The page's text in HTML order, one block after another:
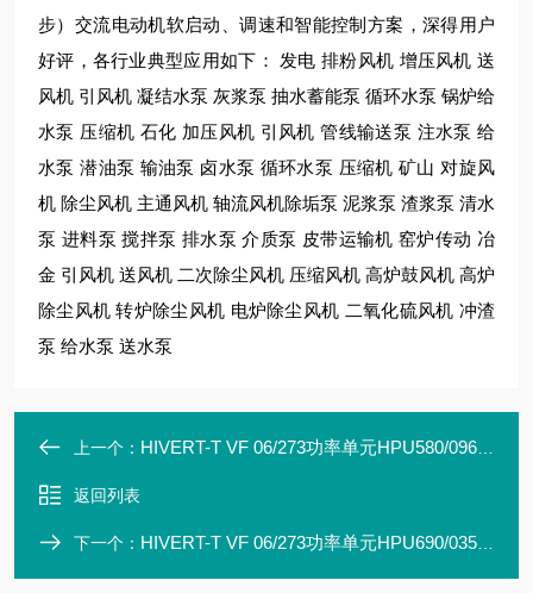
步）交流电动机软启动、调速和智能控制方案，深得用户
好评，各行业典型应用如下： 发电排粉风机 增压风机 送
风机 引风机 凝结水泵 灰浆泵 抽水蓄能泵 循环水泵 锅炉给
水泵 压缩机 石化 加压风机 引风机 管线输送泵 注水泵 给
水泵 潜油泵 输油泵 卤水泵 循环水泵 压缩机矿山 对旋风
机 除尘风机 主通风机 轴流风机除垢泵 泥浆泵 渣浆泵 清水
泵 进料泵 搅拌泵 排水泵 介质泵 皮带运输机 窑炉传动 冶
金 引风机 送风机 二次除尘风机 压缩风机 高炉鼓风机 高炉
除尘风机转炉除尘风机 电炉除尘风机 二氧化硫风机 冲渣
泵 给水泵 送水泵
上一个： HIVERT-T VF 06/273功率单元HPU580/096E2F
返回列表
下一个： HIVERT-T VF 06/273功率单元HPU690/035M4(OP)/06